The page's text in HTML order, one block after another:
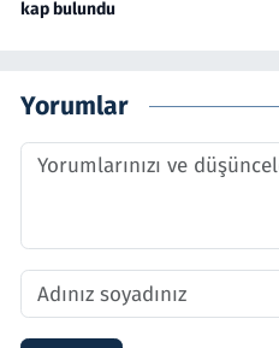
kap bulundu
Yorumlar